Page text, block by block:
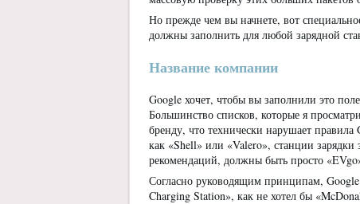
Но прежде чем вы начнете, вот
должны заполнить для любой зарядной
Название компании
Google хочет, чтобы вы заполнили это
Большинство списков, которые я
бренду, что технически нарушает
как «Shell» или «Valero», станции
рекомендаций, должны быть просто
Согласно руководящим принципам,
Charging Station», как не хотел бы